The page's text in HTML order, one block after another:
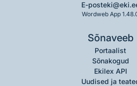
E-post
Wordweb App
Sõnaveeb
Portaalist
Sõnakogud
Ekilex API
Uudised ja